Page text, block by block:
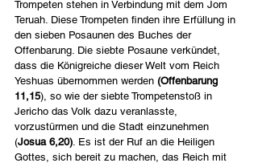
Trompeten stehen in Verbindung mit dem Jom
Teruah. Diese Trompeten finden ihre Erfüllung in
den sieben Posaunen des Buches der
Offenbarung. Die siebte Posaune verkündet,
dass die Königreiche dieser Welt vom Reich
Yeshuas übernommen werden (Offenbarung
11,15), so wie der siebte Trompetenstoß in
Jericho das Volk dazu veranlasste,
vorzustürmen und die Stadt einzunehmen
(Josua 6,20) . Es ist der Ruf an die Heiligen
Gottes, sich bereit zu machen, das Reich mit